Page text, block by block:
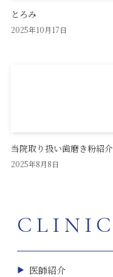
とろみ
2025年10月17日
当院取り扱い歯磨き粉紹介
2025年8月8日
CLINIC
医師紹介